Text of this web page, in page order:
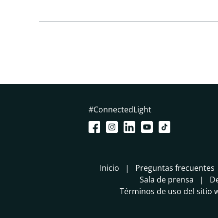
#ConnectedLight
Inicio
Preguntas frecuentes
Sala de prensa
Términos de uso del sitio